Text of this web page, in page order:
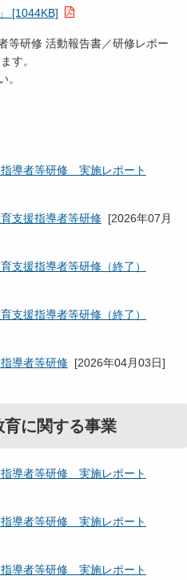
[1044KB]
等研修 活動報告書／研修レポー
す。
。
導者等研修 実施レポート
支援指導者等研修 [2026年07月
援指導者等研修（終了）
援指導者等研修（終了）
導者等研修 [2026年04月03日]
に関する事業
導者等研修 実施レポート
導者等研修 実施レポート
導者等研修 実施レポート